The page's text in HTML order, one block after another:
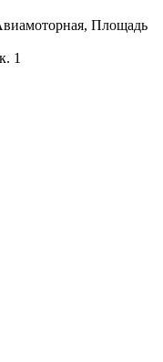
Площадь
1